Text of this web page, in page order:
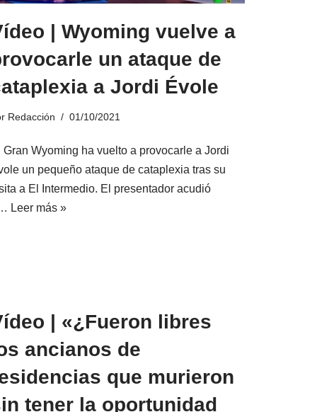
| Wyoming vuelve a
un ataque de
a Jordi Évole
Redacción 01/10/2021
Gran Wyoming ha vuelto a provocarle a Jordi
un pequeño ataque de cataplexia tras su
a El Intermedio. El presentador acudió
Leer más »
| «¿Fueron libres
ancianos de
que murieron
tener la oportunidad